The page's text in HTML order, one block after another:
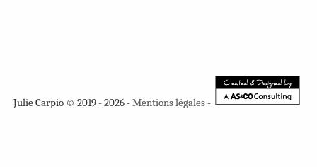
Julie Carpio © 2019 - 2026 -Mentions légales-